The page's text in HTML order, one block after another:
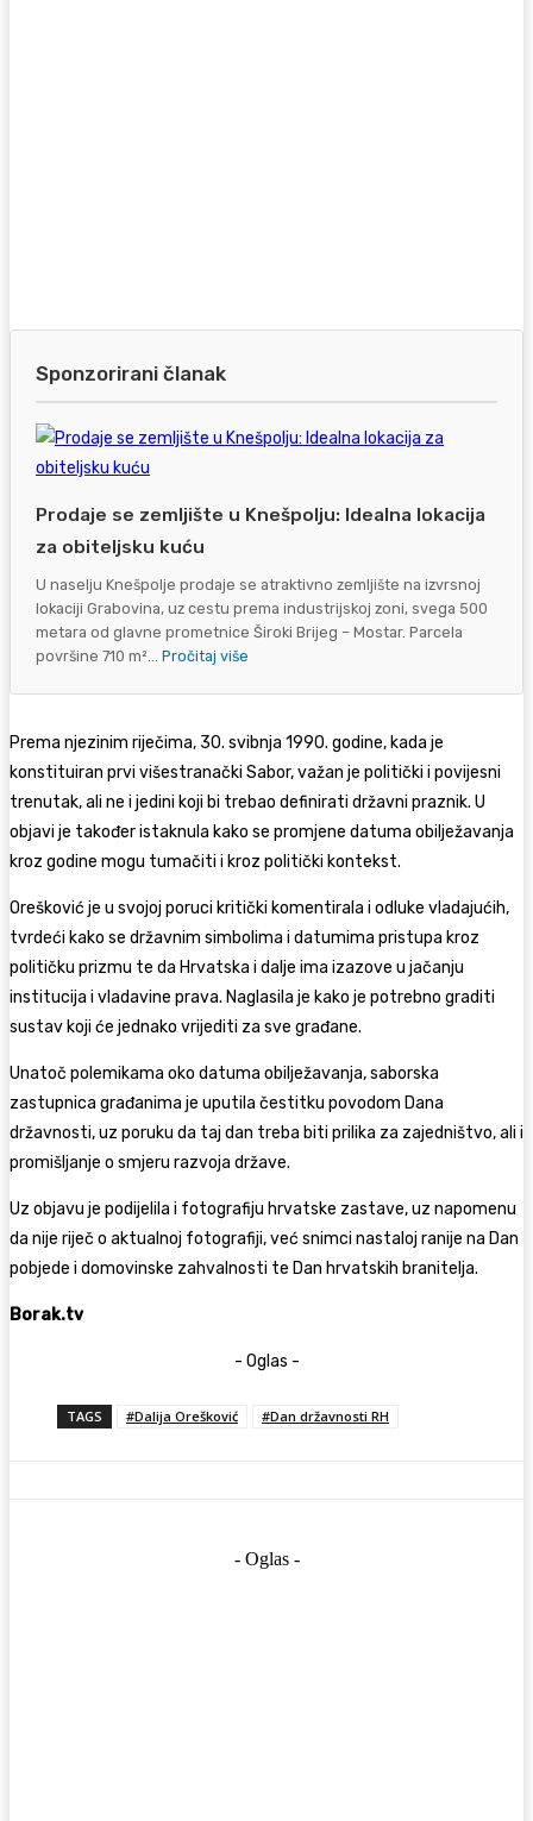
Sponzorirani članak
Prodaje se zemljište u Knešpolju: Idealna lokacija
za obiteljsku kuću
U naselju Knešpolje prodaje se atraktivno zemljište na izvrsnoj
lokaciji Grabovina, uz cestu prema industrijskoj zoni, svega 500
metara od glavne prometnice Široki Brijeg – Mostar. Parcela
površine 710 m²... Pročitaj više
Prema njezinim riječima, 30. svibnja 1990. godine, kada je
konstituiran prvi višestranački Sabor, važan je politički i povijesni
trenutak, ali ne i jedini koji bi trebao definirati državni praznik. U
objavi je također istaknula kako se promjene datuma obilježavanja
kroz godine mogu tumačiti i kroz politički kontekst.
Orešković je u svojoj poruci kritički komentirala i odluke vladajućih,
tvrdeći kako se državnim simbolima i datumima pristupa kroz
političku prizmu te da Hrvatska i dalje ima izazove u jačanju
institucija i vladavine prava. Naglasila je kako je potrebno graditi
sustav koji će jednako vrijediti za sve građane.
Unatoč polemikama oko datuma obilježavanja, saborska
zastupnica građanima je uputila čestitku povodom Dana
državnosti, uz poruku da taj dan treba biti prilika za zajedništvo, ali i
promišljanje o smjeru razvoja države.
Uz objavu je podijelila i fotografiju hrvatske zastave, uz napomenu
da nije riječ o aktualnoj fotografiji, već snimci nastaloj ranije na Dan
pobjede i domovinske zahvalnosti te Dan hrvatskih branitelja.
Borak.tv
- Oglas -
TAGS #Dalija Orešković #Dan državnosti RH
- Oglas -